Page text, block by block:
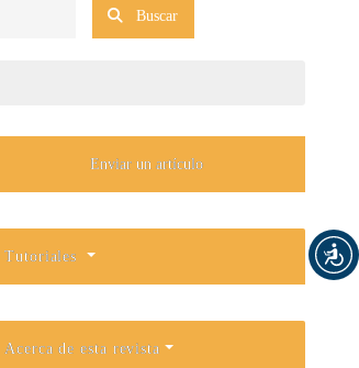
Buscar
Enviar un artículo
Tutoriales
Acerca de esta revista